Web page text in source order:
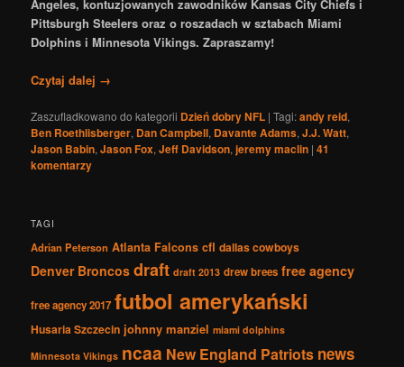
Angeles, kontuzjowanych zawodników Kansas City Chiefs i
Pittsburgh Steelers oraz o roszadach w sztabach Miami
Dolphins i Minnesota Vikings. Zapraszamy!
Czytaj dalej →
Zaszufladkowano do kategorii Dzień dobry NFL |Tagi:andy reid,
Ben Roethlisberger, Dan Campbell, Davante Adams,J.J. Watt,
Jason Babin,Jason Fox,Jeff Davidson,jeremy maclin |41
komentarzy
TAGI
Adrian Peterson Atlanta Falcons cfl dallas cowboys
Denver Broncos draft draft 2013 drew brees free agency
free agency 2017 futbol amerykański
Husaria Szczecin johnny manziel miami dolphins
Minnesota Vikings ncaa New England Patriots news